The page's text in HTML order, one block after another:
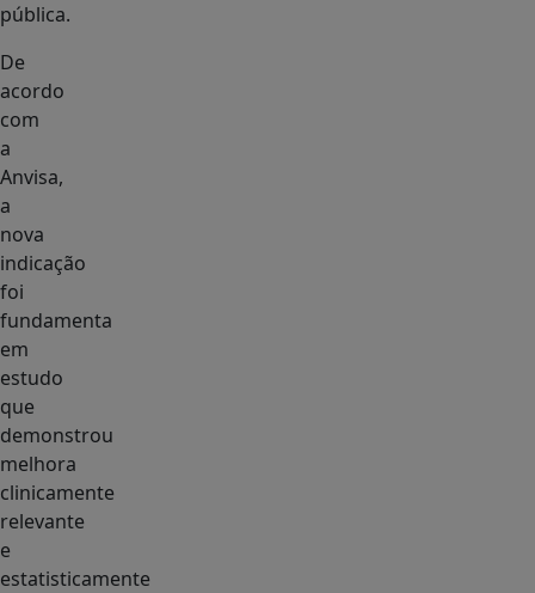
pública.
De
acordo
com
a
Anvisa,
a
nova
indicação
foi
fundamenta
em
estudo
que
demonstrou
melhora
clinicamente
relevante
e
estatisticamente